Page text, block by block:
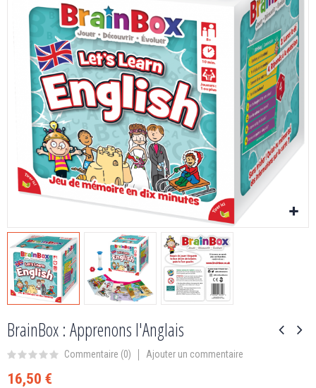
BrainBox : Apprenons l'Anglais
Commentaire (0) Ajouter un commentaire
16,50 €